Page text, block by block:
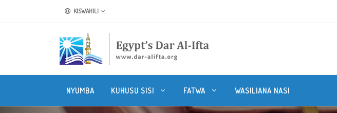
KISWAHILI
NYUMBA KUHUSU SISI FATWA WASILIANA NASI